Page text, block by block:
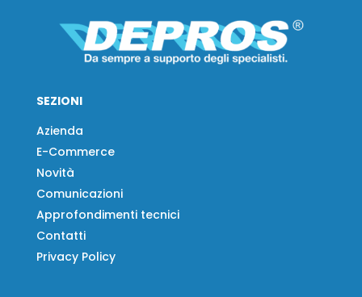
SEZIONI
Azienda
E-Commerce
Novità
Comunicazioni
Approfondimenti tecnici
Contatti
Privacy Policy